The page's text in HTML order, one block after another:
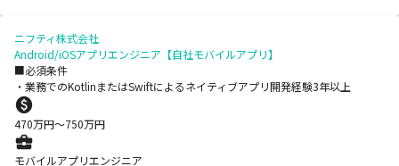
ニフティ株式会社
Android/iOSアプリエンジニア【自社モバイルアプリ】
■必須条件
・業務でのKotlinまたはSwiftによるネイティブアプリ開発経験3年以上
470万円〜750万円
モバイルアプリエンジニア